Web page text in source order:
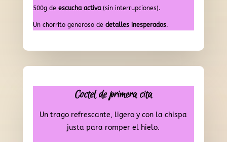
500g de escucha activa(sin interrupciones).
Un chorrito generoso de detalles inesperados.
Coctel de primera cita
Un trago refrescante, ligero y con la chispa
justa para romper el hielo.